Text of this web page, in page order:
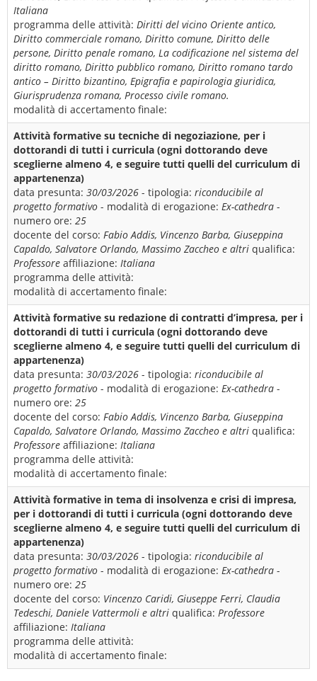
Italiana
programma delle attività: Diritti del vicino Oriente antico,
Diritto commerciale romano, Diritto comune, Diritto delle
persone, Diritto penale romano, La codificazione nel sistema del
diritto romano, Diritto pubblico romano, Diritto romano tardo
antico – Diritto bizantino, Epigrafia e papirologia giuridica,
Giurisprudenza romana, Processo civile romano.
modalità di accertamento finale:
Attività formative su tecniche di negoziazione, per i
dottorandi di tutti i curricula (ogni dottorando deve
sceglierne almeno 4, e seguire tutti quelli del curriculum di
appartenenza)
data presunta: 30/03/2026 - tipologia: riconducibile al
progetto formativo - modalità di erogazione: Ex-cathedra -
numero ore: 25
docente del corso: Fabio Addis, Vincenzo Barba, Giuseppina
Capaldo, Salvatore Orlando, Massimo Zaccheo e altri qualifica:
Professore affiliazione: Italiana
programma delle attività:
modalità di accertamento finale:
Attività formative su redazione di contratti d’impresa, per i
dottorandi di tutti i curricula (ogni dottorando deve
sceglierne almeno 4, e seguire tutti quelli del curriculum di
appartenenza)
data presunta: 30/03/2026 - tipologia: riconducibile al
progetto formativo - modalità di erogazione: Ex-cathedra -
numero ore: 25
docente del corso: Fabio Addis, Vincenzo Barba, Giuseppina
Capaldo, Salvatore Orlando, Massimo Zaccheo e altri qualifica:
Professore affiliazione: Italiana
programma delle attività:
modalità di accertamento finale:
Attività formative in tema di insolvenza e crisi di impresa,
per i dottorandi di tutti i curricula (ogni dottorando deve
sceglierne almeno 4, e seguire tutti quelli del curriculum di
appartenenza)
data presunta: 30/03/2026 - tipologia: riconducibile al
progetto formativo - modalità di erogazione: Ex-cathedra -
numero ore: 25
docente del corso: Vincenzo Caridi, Giuseppe Ferri, Claudia
Tedeschi, Daniele Vattermoli e altri qualifica: Professore
affiliazione: Italiana
programma delle attività:
modalità di accertamento finale: